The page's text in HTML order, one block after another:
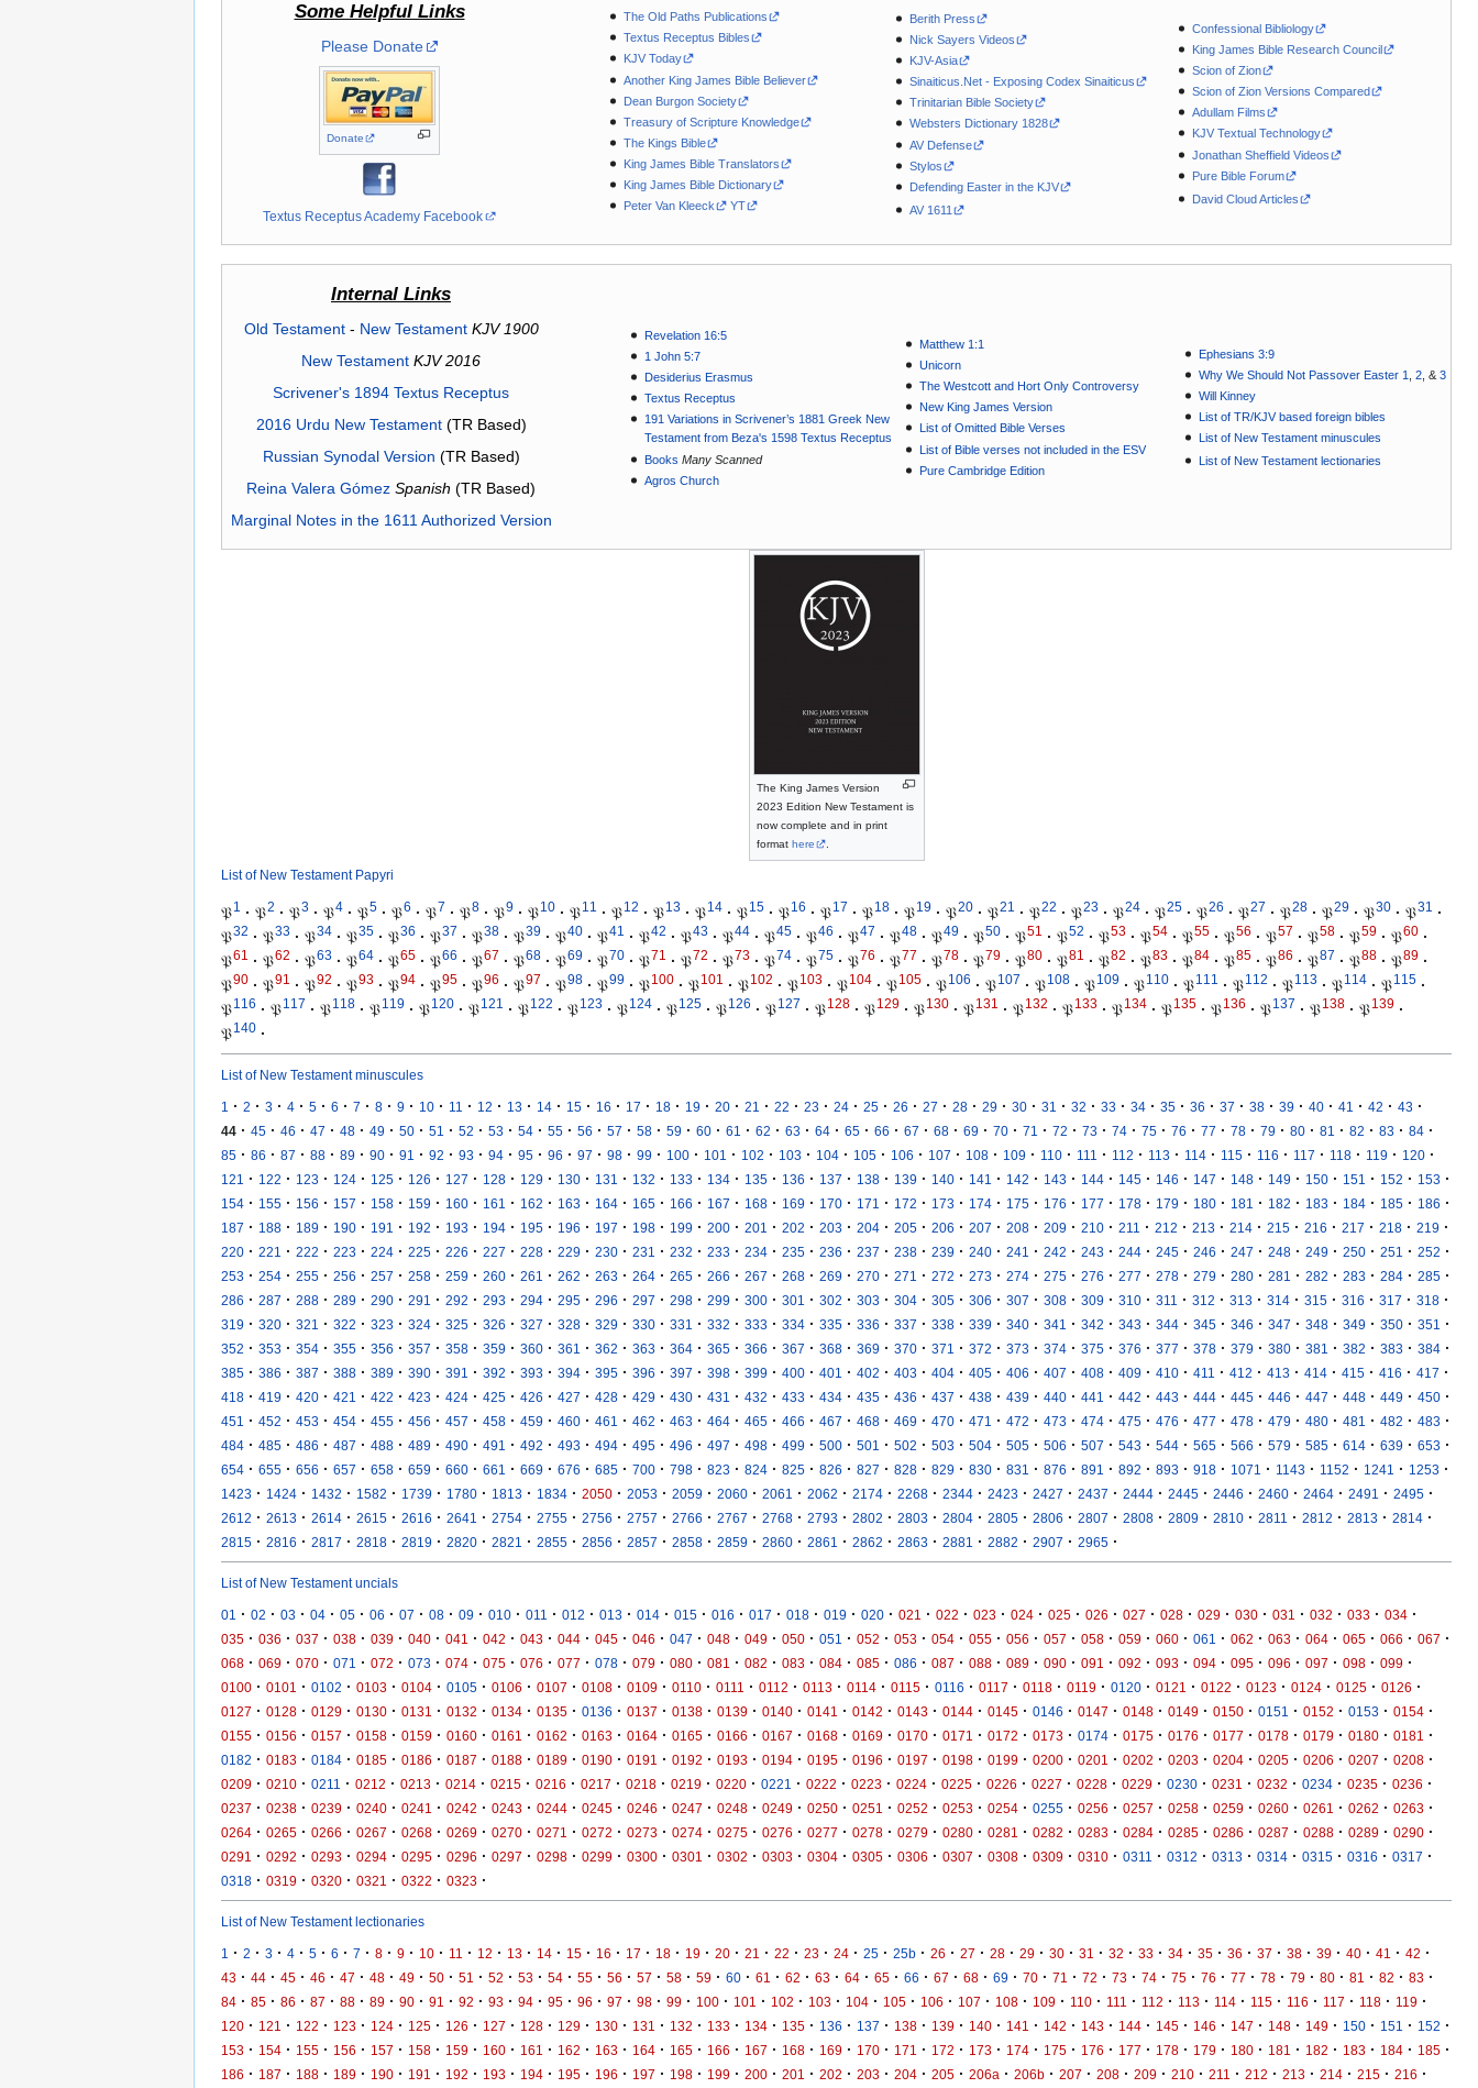
Some Helpful Links
Please Donate
Donate
Textus Receptus Academy Facebook
The Old Paths Publications
Textus Receptus Bibles
KJV Today
Another King James Bible Believer
Dean Burgon Society
Treasury of Scripture Knowledge
The Kings Bible
King James Bible Translators
King James Bible Dictionary
Peter Van Kleeck
YT
Berith Press
Nick Sayers Videos
KJV-Asia
Sinaiticus.Net - Exposing Codex Sinaiticus
Trinitarian Bible Society
Websters Dictionary 1828
AV Defense
Stylos
Defending Easter in the KJV
AV 1611
Confessional Bibliology
King James Bible Research Council
Scion of Zion
Scion of Zion Versions Compared
Adullam Films
KJV Textual Technology
Jonathan Sheffield Videos
Pure Bible Forum
David Cloud Articles
Internal Links
Old Testament- New Testament KJV 1900
New Testament KJV 2016
Scrivener's 1894 Textus Receptus
2016 Urdu New Testament(TR Based)
Russian Synodal Version (TR Based)
Reina Valera Gómez Spanish (TR Based)
Marginal Notes in the 1611 Authorized Version
Revelation 16:5
1 John 5:7
Desiderius Erasmus
Textus Receptus
191 Variations in Scrivener’s 1881 Greek New
Testament from Beza's 1598 Textus Receptus
Books Many Scanned
Agros Church
Matthew 1:1
Unicorn
The Westcott and Hort Only Controversy
New King James Version
List of Omitted Bible Verses
List of Bible verses not included in the ESV
Pure Cambridge Edition
Ephesians 3:9
Why We Should Not Passover Easter 1
,2 , &3
Will Kinney
List of TR/KJV based foreign bibles
List of New Testament minuscules
List of New Testament lectionaries
The King James Version
2023 Edition New Testament is
now complete and in print
format here .
List of New Testament Papyri
𝔓1 · 𝔓2 · 𝔓3 · 𝔓4 · 𝔓5 · 𝔓6 · 𝔓7 · 𝔓8 · 𝔓9 · 𝔓10 · 𝔓11 · 𝔓12 · 𝔓13 · 𝔓14 · 𝔓15 · 𝔓16 · 𝔓17 · 𝔓18 · 𝔓19 · 𝔓20 · 𝔓21 · 𝔓22 · 𝔓23 · 𝔓24 · 𝔓25 · 𝔓26 · 𝔓27 · 𝔓28 · 𝔓29 · 𝔓30 · 𝔓31
·
𝔓32 · 𝔓33 · 𝔓34 · 𝔓35 · 𝔓36 · 𝔓37 · 𝔓38 · 𝔓39 · 𝔓40 · 𝔓41 · 𝔓42 · 𝔓43 · 𝔓44 · 𝔓45 · 𝔓46 · 𝔓47 · 𝔓48 · 𝔓49 · 𝔓50 · 𝔓51 · 𝔓52 · 𝔓53 · 𝔓54 · 𝔓55 · 𝔓56 · 𝔓57 · 𝔓58 · 𝔓59 · 𝔓60 ·
𝔓61 · 𝔓62 · 𝔓63 · 𝔓64 · 𝔓65 · 𝔓66 · 𝔓67 · 𝔓68 · 𝔓69 · 𝔓70 · 𝔓71 · 𝔓72 · 𝔓73 · 𝔓74 · 𝔓75 · 𝔓76 · 𝔓77 · 𝔓78 · 𝔓79 · 𝔓80 · 𝔓81 · 𝔓82 · 𝔓83 · 𝔓84 · 𝔓85 · 𝔓86 · 𝔓87 · 𝔓88 · 𝔓89 ·
𝔓90 · 𝔓91 · 𝔓92 · 𝔓93 · 𝔓94 · 𝔓95 · 𝔓96 · 𝔓97 · 𝔓98 · 𝔓99 · 𝔓100 · 𝔓101 · 𝔓102 · 𝔓103 · 𝔓104 · 𝔓105 · 𝔓106 · 𝔓107 · 𝔓108 · 𝔓109 · 𝔓110 · 𝔓111 · 𝔓112 · 𝔓113 · 𝔓114 · 𝔓115 ·
𝔓116 · 𝔓117 · 𝔓118 · 𝔓119 · 𝔓120 · 𝔓121 · 𝔓122 · 𝔓123 · 𝔓124 · 𝔓125 · 𝔓126 · 𝔓127 · 𝔓128 · 𝔓129 · 𝔓130 · 𝔓131 · 𝔓132 · 𝔓133 · 𝔓134 · 𝔓135 · 𝔓136 · 𝔓137 · 𝔓138 · 𝔓139 ·
𝔓140 ·
List of New Testament minuscules
1 · 2 · 3 · 4 · 5 · 6 · 7 · 8 · 9 · 10 · 11 · 12 · 13 · 14 · 15 · 16 · 17 · 18 · 19 · 20 · 21 · 22 · 23 · 24 · 25 · 26 · 27 · 28 · 29 · 30 · 31 · 32 · 33 · 34 · 35 · 36 · 37 · 38 · 39 · 40 · 41 · 42 · 43 ·
44 · 45 · 46 · 47 · 48 · 49 · 50 · 51 · 52 · 53 · 54 · 55 · 56 · 57 · 58 · 59 · 60 · 61 · 62 · 63 · 64 · 65 · 66 · 67 · 68 · 69 · 70 · 71 · 72 · 73 · 74 · 75 · 76 · 77 · 78 · 79 · 80 · 81 · 82 · 83 · 84 ·
85 · 86 · 87 · 88 · 89 · 90 · 91 · 92 · 93 · 94 · 95 · 96 · 97 · 98 · 99 · 100 · 101 · 102 · 103 · 104 · 105 · 106 · 107 · 108 · 109 · 110 · 111 · 112 · 113 · 114 · 115 · 116 · 117 · 118 · 119 · 120 ·
121 · 122 · 123 · 124 · 125 · 126 · 127 · 128 · 129 · 130 · 131 · 132 · 133 · 134 · 135 · 136 · 137 · 138 · 139 · 140 · 141 · 142 · 143 · 144 · 145 · 146 · 147 · 148 · 149 · 150 · 151 · 152 · 153 ·
154 · 155 · 156 · 157 · 158 · 159 · 160 · 161 · 162 · 163 · 164 · 165 · 166 · 167 · 168 · 169 · 170 · 171 · 172 · 173 · 174 · 175 · 176 · 177 · 178 · 179 · 180 · 181 · 182 · 183 · 184 · 185 · 186 ·
187 · 188 · 189 · 190 · 191 · 192 · 193 · 194 · 195 · 196 · 197 · 198 · 199 · 200 · 201 · 202 · 203 · 204 · 205 · 206 · 207 · 208 · 209 · 210 · 211 · 212 · 213 · 214 · 215 · 216 · 217 · 218 · 219 ·
220 · 221 · 222 · 223 · 224 · 225 · 226 · 227 · 228 · 229 · 230 · 231 · 232 · 233 · 234 · 235 · 236 · 237 · 238 · 239 · 240 · 241 · 242 · 243 · 244 · 245 · 246 · 247 · 248 · 249 · 250 · 251 · 252 ·
253 · 254 · 255 · 256 · 257 · 258 · 259 · 260 · 261 · 262 · 263 · 264 · 265 · 266 · 267 · 268 · 269 · 270 · 271 · 272 · 273 · 274 · 275 · 276 · 277 · 278 · 279 · 280 · 281 · 282 · 283 · 284 · 285 ·
286 · 287 · 288 · 289 · 290 · 291 · 292 · 293 · 294 · 295 · 296 · 297 · 298 · 299 · 300 · 301 · 302 · 303 · 304 · 305 · 306 · 307 · 308 · 309 · 310 · 311 · 312 · 313 · 314 · 315 · 316 · 317 · 318 ·
319 · 320 · 321 · 322 · 323 · 324 · 325 · 326 · 327 · 328 · 329 · 330 · 331 · 332 · 333 · 334 · 335 · 336 · 337 · 338 · 339 · 340 · 341 · 342 · 343 · 344 · 345 · 346 · 347 · 348 · 349 · 350 · 351 ·
352 · 353 · 354 · 355 · 356 · 357 · 358 · 359 · 360 · 361 · 362 · 363 · 364 · 365 · 366 · 367 · 368 · 369 · 370 · 371 · 372 · 373 · 374 · 375 · 376 · 377 · 378 · 379 · 380 · 381 · 382 · 383 · 384 ·
385 · 386 · 387 · 388 · 389 · 390 · 391 · 392 · 393 · 394 · 395 · 396 · 397 · 398 · 399 · 400 · 401 · 402 · 403 · 404 · 405 · 406 · 407 · 408 · 409 · 410 · 411 · 412 · 413 · 414 · 415 · 416 · 417 ·
418 · 419 · 420 · 421 · 422 · 423 · 424 · 425 · 426 · 427 · 428 · 429 · 430 · 431 · 432 · 433 · 434 · 435 · 436 · 437 · 438 · 439 · 440 · 441 · 442 · 443 · 444 · 445 · 446 · 447 · 448 · 449 · 450 ·
451 · 452 · 453 · 454 · 455 · 456 · 457 · 458 · 459 · 460 · 461 · 462 · 463 · 464 · 465 · 466 · 467 · 468 · 469 · 470 · 471 · 472 · 473 · 474 · 475 · 476 · 477 · 478 · 479 · 480 · 481 · 482 · 483 ·
484 · 485 · 486 · 487 · 488 · 489 · 490 · 491 · 492 · 493 · 494 · 495 · 496 · 497 · 498 · 499 · 500 · 501 · 502 · 503 · 504 · 505 · 506 · 507 · 543 · 544 · 565 · 566 · 579 · 585 · 614 · 639 · 653 ·
654 · 655 · 656 · 657 · 658 · 659 · 660 · 661 · 669 · 676 · 685 · 700 · 798 · 823 · 824 · 825 · 826 · 827 · 828 · 829 · 830 · 831 · 876 · 891 · 892 · 893 · 918 · 1071 · 1143 · 1152 · 1241 · 1253 ·
1423 · 1424 · 1432 · 1582 · 1739 · 1780 · 1813 · 1834 · 2050 · 2053 · 2059 · 2060 · 2061 · 2062 · 2174 · 2268 · 2344 · 2423 · 2427 · 2437 · 2444 · 2445 · 2446 · 2460 · 2464 · 2491 · 2495 ·
2612 · 2613 · 2614 · 2615 · 2616 · 2641 · 2754 · 2755 · 2756 · 2757 · 2766 · 2767 · 2768 · 2793 · 2802 · 2803 · 2804 · 2805 · 2806 · 2807 · 2808 · 2809 · 2810 · 2811 · 2812 · 2813 · 2814 ·
2815 · 2816 · 2817 · 2818 · 2819 · 2820 · 2821 · 2855 · 2856 · 2857 · 2858 · 2859 · 2860 · 2861 · 2862 · 2863 · 2881 · 2882 · 2907 · 2965 ·
List of New Testament uncials
01 · 02 · 03 · 04 · 05 · 06 · 07 · 08 · 09 · 010 · 011 · 012 · 013 · 014 · 015 · 016 · 017 · 018 · 019 · 020 · 021 · 022 · 023 · 024 · 025 · 026 · 027 · 028 · 029 · 030 · 031 · 032 · 033 · 034 ·
035 · 036 · 037 · 038 · 039 · 040 · 041 · 042 · 043 · 044 · 045 · 046 · 047 · 048 · 049 · 050 · 051 · 052 · 053 · 054 · 055 · 056 · 057 · 058 · 059 · 060 · 061 · 062 · 063 · 064 · 065 · 066 · 067 ·
068 · 069 · 070 · 071 · 072 · 073 · 074 · 075 · 076 · 077 · 078 · 079 · 080 · 081 · 082 · 083 · 084 · 085 · 086 · 087 · 088 · 089 · 090 · 091 · 092 · 093 · 094 · 095 · 096 · 097 · 098 · 099 ·
0100 · 0101 · 0102 · 0103 · 0104 · 0105 · 0106 · 0107 · 0108 · 0109 · 0110 · 0111 · 0112 · 0113 · 0114 · 0115 · 0116 · 0117 · 0118 · 0119 · 0120 · 0121 · 0122 · 0123 · 0124 · 0125 · 0126 ·
0127 · 0128 · 0129 · 0130 · 0131 · 0132 · 0134 · 0135 · 0136 · 0137 · 0138 · 0139 · 0140 · 0141 · 0142 · 0143 · 0144 · 0145 · 0146 · 0147 · 0148 · 0149 · 0150 · 0151 · 0152 · 0153 · 0154 ·
0155 · 0156 · 0157 · 0158 · 0159 · 0160 · 0161 · 0162 · 0163 · 0164 · 0165 · 0166 · 0167 · 0168 · 0169 · 0170 · 0171 · 0172 · 0173 · 0174 · 0175 · 0176 · 0177 · 0178 · 0179 · 0180 · 0181 ·
0182 · 0183 · 0184 · 0185 · 0186 · 0187 · 0188 · 0189 · 0190 · 0191 · 0192 · 0193 · 0194 · 0195 · 0196 · 0197 · 0198 · 0199 · 0200 · 0201 · 0202 · 0203 · 0204 · 0205 · 0206 · 0207 · 0208 ·
0209 · 0210 · 0211 · 0212 · 0213 · 0214 · 0215 · 0216 · 0217 · 0218 · 0219 · 0220 · 0221 · 0222 · 0223 · 0224 · 0225 · 0226 · 0227 · 0228 · 0229 · 0230 · 0231 · 0232 · 0234 · 0235 · 0236 ·
0237 · 0238 · 0239 · 0240 · 0241 · 0242 · 0243 · 0244 · 0245 · 0246 · 0247 · 0248 · 0249 · 0250 · 0251 · 0252 · 0253 · 0254 · 0255 · 0256 · 0257 · 0258 · 0259 · 0260 · 0261 · 0262 · 0263 ·
0264 · 0265 · 0266 · 0267 · 0268 · 0269 · 0270 · 0271 · 0272 · 0273 · 0274 · 0275 · 0276 · 0277 · 0278 · 0279 · 0280 · 0281 · 0282 · 0283 · 0284 · 0285 · 0286 · 0287 · 0288 · 0289 · 0290 ·
0291 · 0292 · 0293 · 0294 · 0295 · 0296 · 0297 · 0298 · 0299 · 0300 · 0301 · 0302 · 0303 · 0304 · 0305 · 0306 · 0307 · 0308 · 0309 · 0310 · 0311 · 0312 · 0313 · 0314 · 0315 · 0316 · 0317 ·
0318 · 0319 · 0320 · 0321 · 0322 · 0323 ·
List of New Testament lectionaries
1 · 2 · 3 · 4 · 5 · 6 · 7 · 8 · 9 · 10 · 11 · 12 · 13 · 14 · 15 · 16 · 17 · 18 · 19 · 20 · 21 · 22 · 23 · 24 · 25 · 25b · 26 · 27 · 28 · 29 · 30 · 31 · 32 · 33 · 34 · 35 · 36 · 37 · 38 · 39 · 40 · 41 · 42 ·
43 · 44 · 45 · 46 · 47 · 48 · 49 · 50 · 51 · 52 · 53 · 54 · 55 · 56 · 57 · 58 · 59 · 60 · 61 · 62 · 63 · 64 · 65 · 66 · 67 · 68 · 69 · 70 · 71 · 72 · 73 · 74 · 75 · 76 · 77 · 78 · 79 · 80 · 81 · 82 · 83 ·
84 · 85 · 86 · 87 · 88 · 89 · 90 · 91 · 92 · 93 · 94 · 95 · 96 · 97 · 98 · 99 · 100 · 101 · 102 · 103 · 104 · 105 · 106 · 107 · 108 · 109 · 110 · 111 · 112 · 113 · 114 · 115 · 116 · 117 · 118 · 119 ·
120 · 121 · 122 · 123 · 124 · 125 · 126 · 127 · 128 · 129 · 130 · 131 · 132 · 133 · 134 · 135 · 136 · 137 · 138 · 139 · 140 · 141 · 142 · 143 · 144 · 145 · 146 · 147 · 148 · 149 · 150 · 151 · 152 ·
153 · 154 · 155 · 156 · 157 · 158 · 159 · 160 · 161 · 162 · 163 · 164 · 165 · 166 · 167 · 168 · 169 · 170 · 171 · 172 · 173 · 174 · 175 · 176 · 177 · 178 · 179 · 180 · 181 · 182 · 183 · 184 · 185 ·
186 · 187 · 188 · 189 · 190 · 191 · 192 · 193 · 194 · 195 · 196 · 197 · 198 · 199 · 200 · 201 · 202 · 203 · 204 · 205 · 206a · 206b · 207 · 208 · 209 · 210 · 211 · 212 · 213 · 214 · 215 · 216 ·